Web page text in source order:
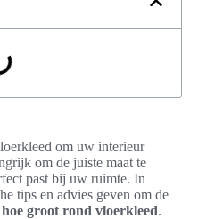
om uw interieur
om de juiste maat te
past bij uw ruimte. In
tips en advies geven om de
hoe groot rond vloerkleed.